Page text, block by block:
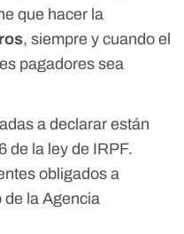
que hacer la
, siempre y cuando el
pagadores sea
a declarar están
de la ley de IRPF.
obligados a
de la Agencia